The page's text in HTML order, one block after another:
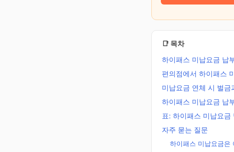
📑 목차
하이패스 미납요금 납
편의점에서 하이패스
미납요금 연체 시 벌금
하이패스 미납요금 납
표: 하이패스 미납요금
자주 묻는 질문
하이패스 미납요금은